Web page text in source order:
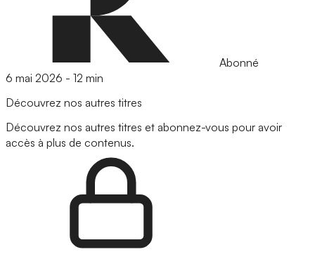
Abonné
6 mai 2026 - 12 min
Découvrez nos autres titres
Découvrez nos autres titres et abonnez-vous pour avoir
accès à plus de contenus.